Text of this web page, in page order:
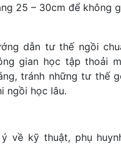
25 – 30cm để không
dẫn tư thế ngồi
gian học tập thoải
tránh những tư thế
ngồi học lâu.
về kỹ thuật, phụ